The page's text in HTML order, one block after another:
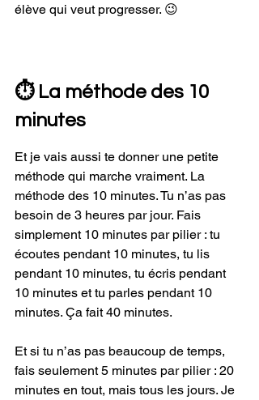
élève qui veut progresser. 😉
⏱ La méthode des 10
minutes
Et je vais aussi te donner une petite
méthode qui marche vraiment. La
méthode des 10 minutes. Tu n’as pas
besoin de 3 heures par jour. Fais
simplement 10 minutes par pilier : tu
écoutes pendant 10 minutes, tu lis
pendant 10 minutes, tu écris pendant
10 minutes et tu parles pendant 10
minutes. Ça fait 40 minutes.
Et si tu n’as pas beaucoup de temps,
fais seulement 5 minutes par pilier : 20
minutes en tout, mais tous les jours. Je